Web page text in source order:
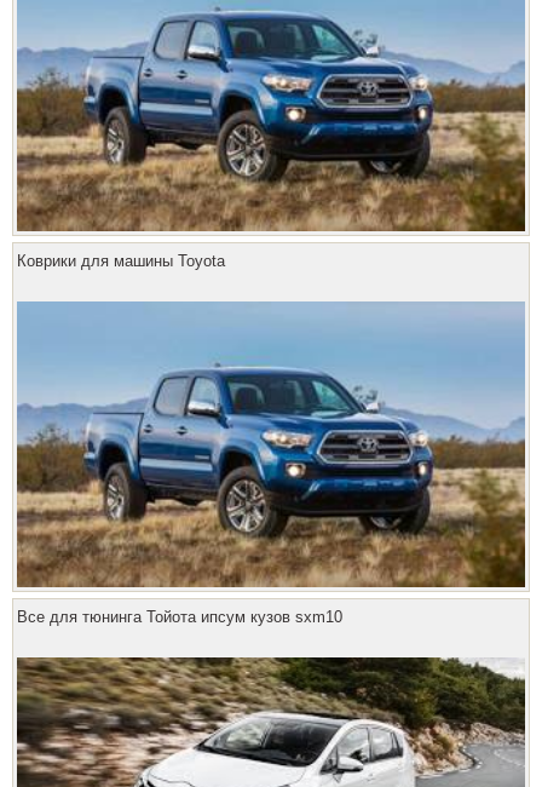
Коврики для машины Toyota
Все для тюнинга Тойота ипсум кузов sxm10